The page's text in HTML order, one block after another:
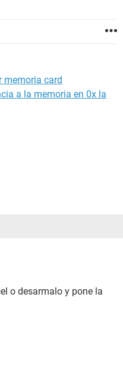
memoria card
a la memoria en 0x la
o desarmalo y pone la